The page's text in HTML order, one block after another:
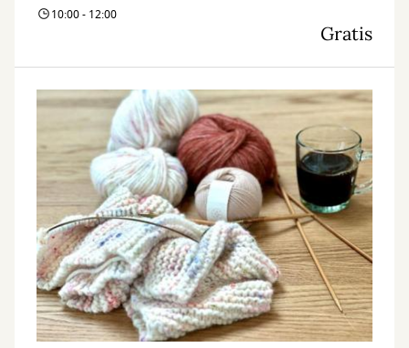
10:00 - 12:00
Gratis